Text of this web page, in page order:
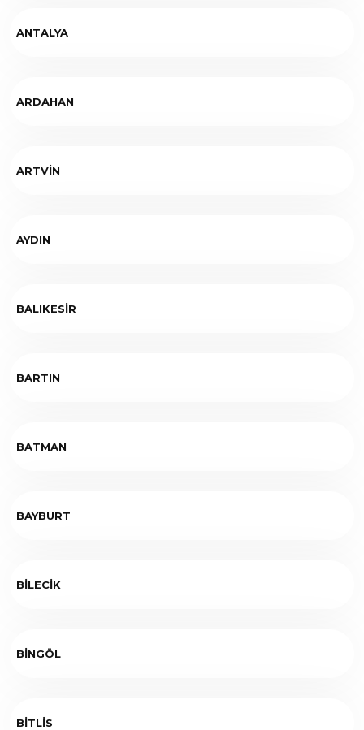
ANTALYA
ARDAHAN
ARTVİN
AYDIN
BALIKESİR
BARTIN
BATMAN
BAYBURT
BİLECİK
BİNGÖL
BİTLİS